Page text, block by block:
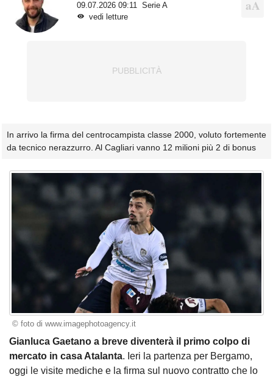
09.07.2026 09:11
Serie A
vedi letture
In arrivo la firma del centrocampista classe 2000, voluto fortemente
da tecnico nerazzurro. Al Cagliari vanno 12 milioni più 2 di bonus
© foto di www.imagephotoagency.it
Gianluca Gaetano a breve diventerà il primo colpo di
mercato in casa Atalanta. Ieri la partenza per Bergamo,
oggi le visite mediche e la firma sul nuovo contratto che lo